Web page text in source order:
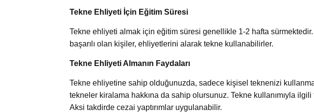
Tekne Ehliyeti İçin Eğitim Süresi
Tekne ehliyeti almak için eğitim süresi genellikle 1-2 hafta
başarılı olan kişiler, ehliyetlerini alarak tekne kullanabilirler.
Tekne Ehliyeti Almanın Faydaları
Tekne ehliyetine sahip olduğunuzda, sadece kişisel teknenizi
tekneler kiralama hakkına da sahip olursunuz. Tekne kullanımıyla
Aksi takdirde cezai yaptırımlar uygulanabilir.